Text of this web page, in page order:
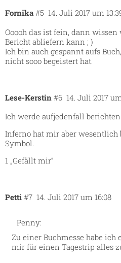
Fornika 14. Juli 2017 um
#5
Ooooh das ist fein, dann
Bericht abliefern kann ; )
Ich bin auch gespannt aufs
nicht sooo begeistert hat.
Lese-Kerstin 14. Juli 2017
#6
Ich werde aufjedenfall berichten.
Inferno hat mir aber wesentlich
Symbol.
1 „Gefällt mir“
Petti 14. Juli 2017 um 16:08
#7
Penny:
Zu einer Buchmesse habe ich
mir für einen Tagestrip alles